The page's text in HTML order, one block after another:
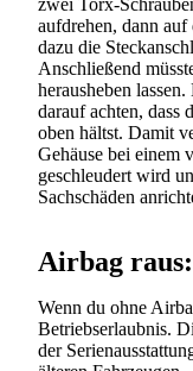
aufdrehen, dann auf
dazu die
Anschließend
herausheben
darauf achten, dass
oben hältst. Damit
Gehäuse bei einem
geschleudert wird
Sachschäden
Airbag
Wenn du ohne
Betriebserlaubnis.
der